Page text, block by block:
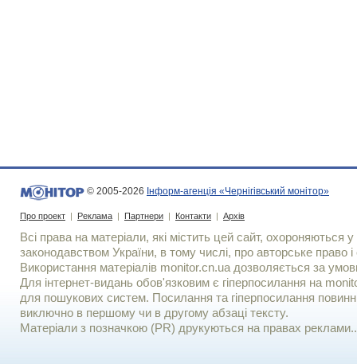
© 2005-2026 Інформ-агенція «Чернігівський монітор»
Про проект | Реклама | Партнери | Контакти | Архів
Всі права на матеріали, які містить цей сайт, охороняються у
законодавством України, в тому числі, про авторське право і
Використання матерiалiв monitor.cn.ua дозволяється за
Для iнтернет-видань обов'язковим є гiперпосилання на
для пошукових систем. Посилання та гіперпосилання
виключно в першому чи в другому абзаці тексту.
Матеріали з позначкою (PR) друкуються на правах реклами..